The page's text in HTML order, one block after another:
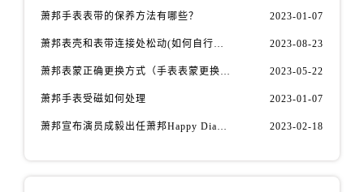
江苏省扬州市邗江区国展路29号星耀天地写字楼1号楼18层1803室萧邦售后服务中心（需提前预约）
萧邦手表表带的保养方法有哪些？ 2023-01-07
萧邦表壳和表带连接处松动(如何自行修复) 2023-08-23
萧邦表蒙正确更换方式（手表表蒙更换知识） 2023-05-22
萧邦手表受磁如何处理 2023-01-07
萧邦宣布演员成毅出任萧邦Happy Diamonds系列品牌大使 2023-02-18